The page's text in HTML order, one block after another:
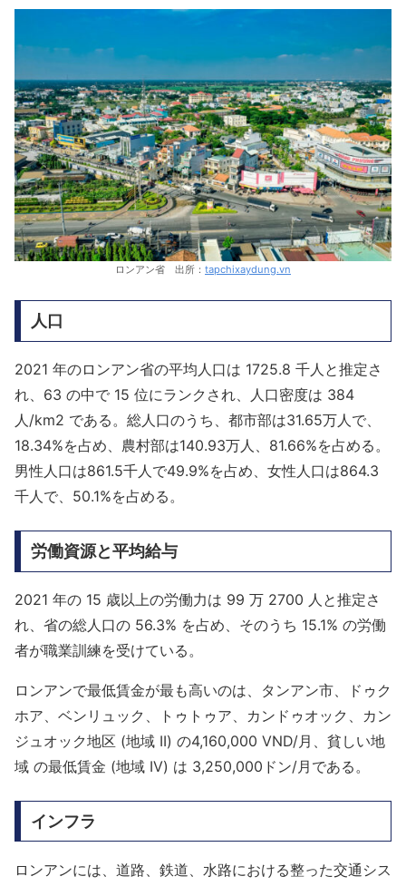
ロンアン省 出所： tapchixaydung.vn
人口
2021 年のロンアン省の平均人口は 1725.8 千人と推定さ
れ、63 の中で 15 位にランクされ、人口密度は 384
人/km2 である。総人口のうち、都市部は31.65万人で、
18.34%を占め、農村部は140.93万人、81.66%を占める。
男性人口は861.5千人で49.9%を占め、女性人口は864.3
千人で、50.1%を占める。
労働資源と平均給与
2021 年の 15 歳以上の労働力は 99 万 2700 人と推定さ
れ、省の総人口の 56.3% を占め、そのうち 15.1% の労働
者が職業訓練を受けている。
ロンアンで最低賃金が最も高いのは、タンアン市、ドゥク
ホア、ベンリュック、トゥトゥア、カンドゥオック、カン
ジュオック地区 (地域 II) の4,160,000 VND/月、貧しい地
域 の最低賃金 (地域 IV) は 3,250,000ドン/月である。
インフラ
ロンアンには、道路、鉄道、水路における整った交通シス